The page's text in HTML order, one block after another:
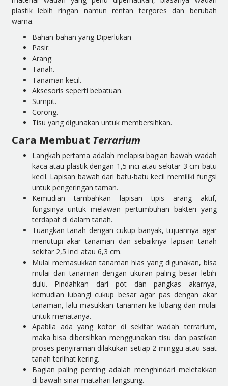
plastik lebih ringan namun rentan tergores dan berubah
warna.
Bahan-bahan yang Diperlukan
Pasir.
Arang.
Tanah.
Tanaman kecil.
Aksesoris seperti bebatuan.
Sumpit.
Corong.
Tisu yang digunakan untuk membersihkan.
Cara Membuat Terrarium
Langkah pertama adalah melapisi bagian bawah wadah
kaca atau plastik dengan 1,5 inci atau sekitar 3 cm batu
kecil. Lapisan bawah dari batu-batu kecil memiliki fungsi
untuk pengeringan taman.
Kemudian tambahkan lapisan tipis arang aktif,
fungsinya untuk melawan pertumbuhan bakteri yang
terdapat di dalam tanah.
Tuangkan tanah dengan cukup banyak, tujuannya agar
menutupi akar tanaman dan sebaiknya lapisan tanah
sekitar 2,5 inci atau 6,3 cm.
Mulai memasukkan tanaman hias yang digunakan, bisa
mulai dari tanaman dengan ukuran paling besar lebih
dulu. Pindahkan dari pot dan pangkas akarnya,
kemudian lubangi cukup besar agar pas dengan akar
tanaman, lalu masukkan tanaman ke lubang dan mulai
untuk menatanya.
Apabila ada yang kotor di sekitar wadah terrarium,
maka bisa dibersihkan menggunakan tisu dan pastikan
proses penyiraman dilakukan setiap 2 minggu atau saat
tanah terlihat kering.
Bagian paling penting adalah menghindari meletakkan
di bawah sinar matahari langsung.